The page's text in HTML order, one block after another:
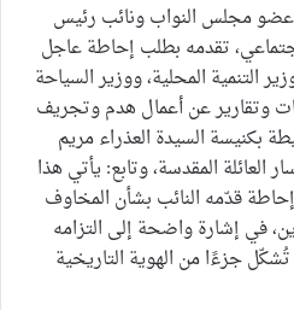
عضو مجلس النواب ونائب رئيس
تقدمه بطلب إحاطة عاجل
التنمية المحلية، ووزير السياحة
وتقارير عن أعمال هدم وتجريف
بكنيسة السيدة العذراء مريم
المقدسة، وتابع: يأتي هذا
قدّمه النائب بشأن المخاوف
في إشارة واضحة إلى التزامه
تُشكّل جزءًا من الهوية التاريخية